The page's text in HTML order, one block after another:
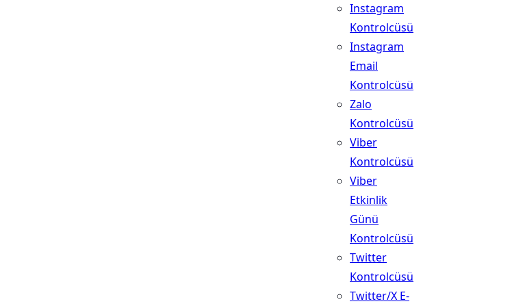
Instagram
Kontrolcüsü
Instagram
Email
Kontrolcüsü
Zalo
Kontrolcüsü
Viber
Kontrolcüsü
Viber
Etkinlik
Günü
Kontrolcüsü
Twitter
Kontrolcüsü
Twitter/X E-